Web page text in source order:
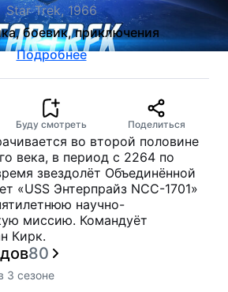
Star Trek, 1966
боевик, приключения
Подробнее
Буду смотреть Поделиться
во второй половине
века, в период с 2264 по
звездолёт Объединённой
«USS Энтерпрайз NCC-1701»
научно-
миссию. Командуёт
Кирк.
80
3 сезоне